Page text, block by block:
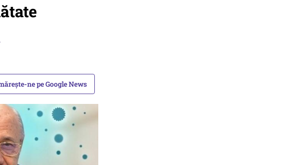
ne pe Google News